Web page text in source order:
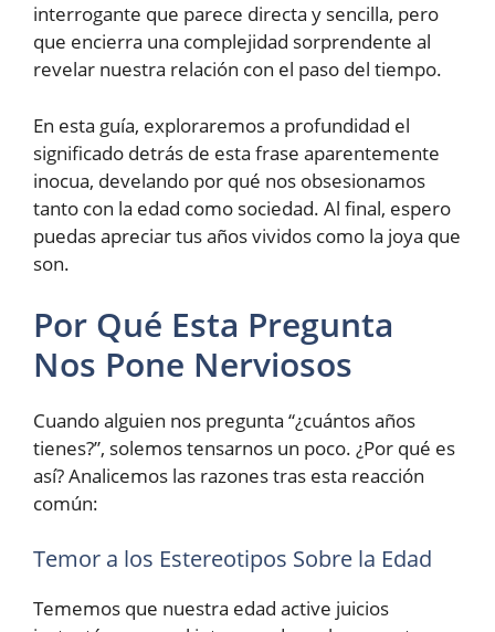
interrogante que parece directa y sencilla, pero
que encierra una complejidad sorprendente al
revelar nuestra relación con el paso del tiempo.
En esta guía, exploraremos a profundidad el
significado detrás de esta frase aparentemente
inocua, develando por qué nos obsesionamos
tanto con la edad como sociedad. Al final, espero
puedas apreciar tus años vividos como la joya que
son.
Por Qué Esta Pregunta
Nos Pone Nerviosos
Cuando alguien nos pregunta “¿cuántos años
tienes?”, solemos tensarnos un poco. ¿Por qué es
así? Analicemos las razones tras esta reacción
común:
Temor a los Estereotipos Sobre la Edad
Tememos que nuestra edad active juicios